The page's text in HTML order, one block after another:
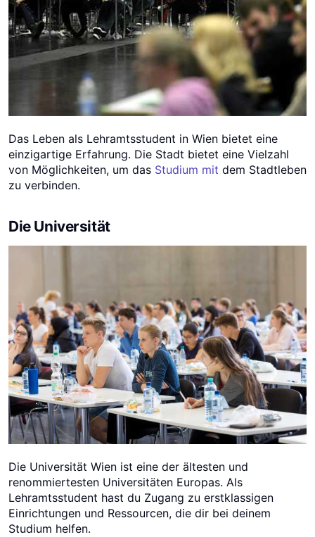
Das Leben als Lehramtsstudent in Wien bietet eine
einzigartige Erfahrung. Die Stadt bietet eine Vielzahl
von Möglichkeiten, um das Studium mit dem Stadtleben
zu verbinden.
Die Universität
Die Universität Wien ist eine der ältesten und
renommiertesten Universitäten Europas. Als
Lehramtsstudent hast du Zugang zu erstklassigen
Einrichtungen und Ressourcen, die dir bei deinem
Studium helfen.